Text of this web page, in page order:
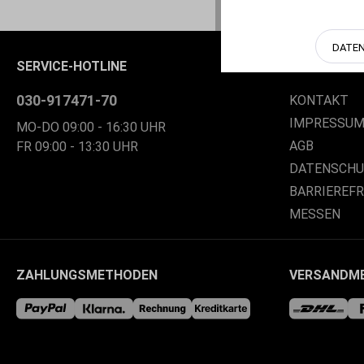
SERVICE-HOTLINE
030-917471-70
MO-DO 09:00 - 16:30 UHR
FR 09:00 - 13:30 UHR
ÜBER UNS
KONTAKT
IMPRESSUM
AGB
MESSEN
ZAHLUNGSMETHODEN